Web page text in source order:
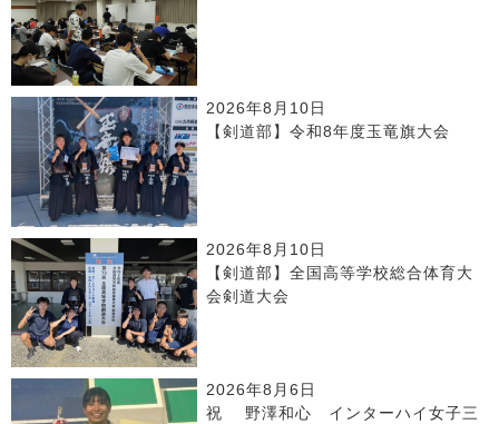
2026年8月10日
【剣道部】令和8年度玉竜旗大会
2026年8月10日
【剣道部】全国高等学校総合体育大
会剣道大会
2026年8月6日
祝 野澤和心 インターハイ女子三